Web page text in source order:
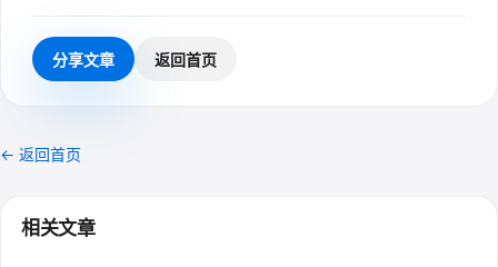
分享文章 返回首页
← 返回首页
相关文章